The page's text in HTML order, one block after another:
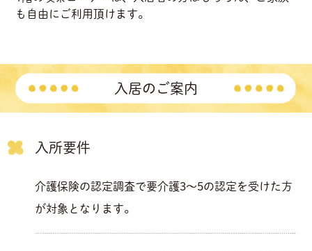
も自由にご利用頂けます。
入居のご案内
入所要件
介護保険の認定調査で要介護3～5の認定を受けた方
が対象となります。